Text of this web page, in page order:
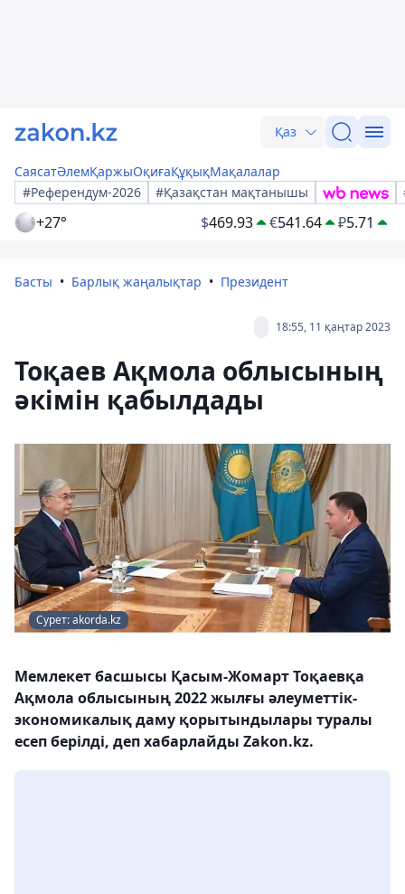
Қаз
СаясатӘлемҚаржыОқиғаҚұқықМақалалар
#Референдум-2026
#Қазақстан мақтанышы
+27° $469.93 €541.64 ₽5.71
Басты Барлық жаңалықтар Президент
18:55, 11 қаңтар 2023
Тоқаев Ақмола облысының
әкімін қабылдады
Сурет: akorda.kz
Мемлекет басшысы Қасым-Жомарт Тоқаевқа
Ақмола облысының 2022 жылғы әлеуметтік-
экономикалық даму қорытындылары туралы
есеп берілді, деп хабарлайды Zakon.kz.